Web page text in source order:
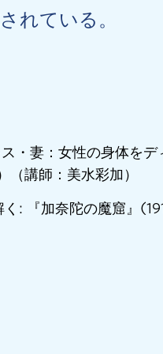
れている。
・妻：女性の身体を
（講師：美水彩加）
: 『加奈陀の魔窟』